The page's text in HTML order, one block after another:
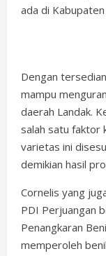
ada di Kabupaten
Dengan
mampu
daerah Landak.
salah satu faktor
varietas ini
demikian hasil
Cornelis yang
PDI Perjuangan
Penangkaran
memperoleh